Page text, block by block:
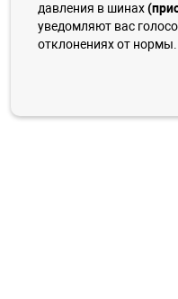
давления в шинах
уведомляют вас
отклонениях от нормы.